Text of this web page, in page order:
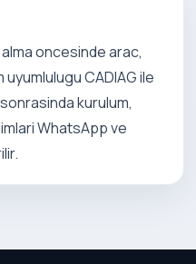
alma oncesinde arac,
CADIAG ile
kurulum,
WhatsApp ve